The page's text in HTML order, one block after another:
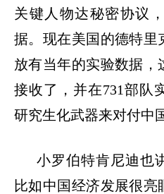
关键人物达秘密协议
据。现在美国的德特里
放有当年的实验数据，
接收了，并在731部队
研究生化武器来对付中
小罗伯特肯尼迪也
比如中国经济发展很亮